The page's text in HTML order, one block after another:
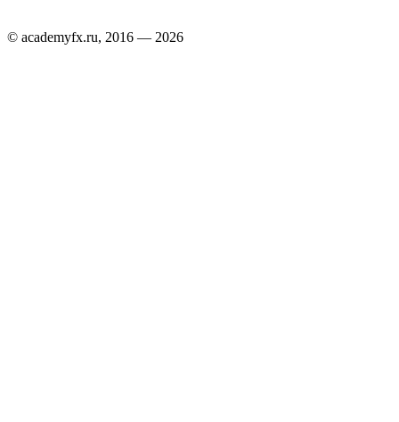
© academyfx.ru, 2016 — 2026